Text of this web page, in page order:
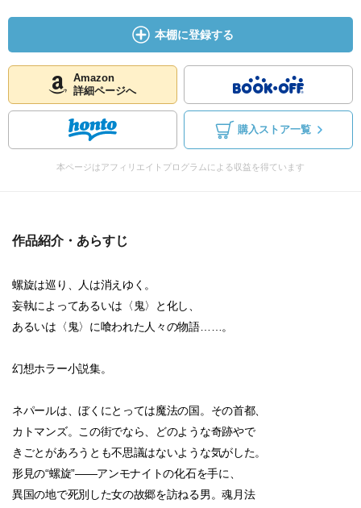
本棚に登録する
Amazon
詳細ページへ
購入ストア一覧
本ページはアフィリエイトプログラムによる収益を得ています
作品紹介・あらすじ
螺旋は巡り、人は消えゆく。
妄執によってあるいは〈鬼〉と化し、
あるいは〈鬼〉に喰われた人々の物語……。
幻想ホラー小説集。
ネパールは、ぼくにとっては魔法の国。その首都、
カトマンズ。この街でなら、どのような奇跡やで
きごとがあろうとも不思議はないような気がした。
形見の“螺旋”――アンモナイトの化石を手に、
異国の地で死別した女の故郷を訪ねる男。魂月法